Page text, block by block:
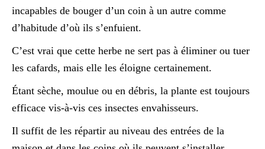
incapables de bouger d’un coin à un autre comme
d’habitude d’où ils s’enfuient.
C’est vrai que cette herbe ne sert pas à éliminer ou tuer
les cafards, mais elle les éloigne certainement.
Étant sèche, moulue ou en débris, la plante est toujours
efficace vis-à-vis ces insectes envahisseurs.
Il suffit de les répartir au niveau des entrées de la